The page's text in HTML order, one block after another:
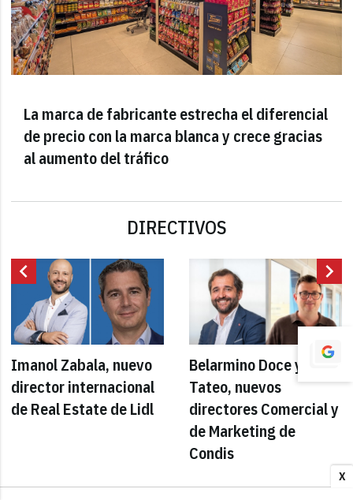
X
La marca de fabricante estrecha el diferencial
de precio con la marca blanca y crece gracias
al aumento del tráfico
DIRECTIVOS
chevron_left
Imanol Zabala, nuevo
director internacional
de Real Estate de Lidl
Belarmino Doce y Luca
Tateo, nuevos
directores Comercial y
de Marketing de
Condis
chevron_right